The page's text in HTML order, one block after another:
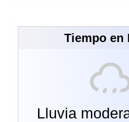
Tiempo en
Lluvia